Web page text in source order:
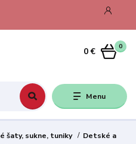
Menu
0
0 €
šaty, sukne, tuniky
Detské a